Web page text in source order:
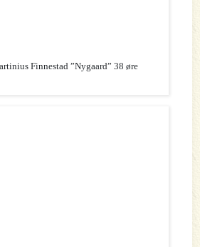
Finnestad ”Nygaard” 38 øre